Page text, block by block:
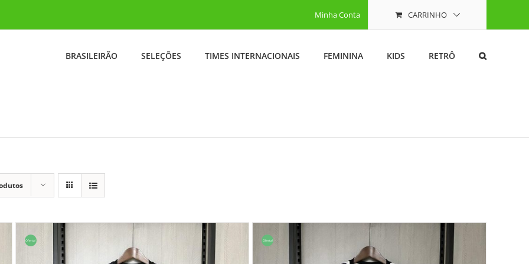
Minha Conta CARRINHO
BRASILEIRÃO SELEÇÕES TIMES INTERNACIONAIS FEMININA KIDS RETRÔ
Oferta! Oferta!